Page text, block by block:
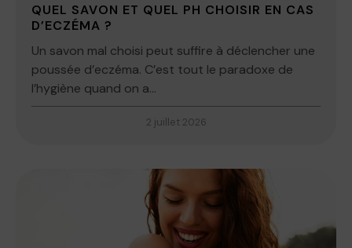
QUEL SAVON ET QUEL PH CHOISIR EN CAS
D’ECZÉMA ?
Un savon mal choisi peut suffire à déclencher une
poussée d’eczéma. C’est tout le paradoxe de
l’hygiène quand on a...
2 juillet 2026